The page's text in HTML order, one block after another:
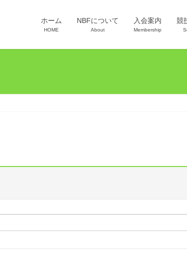
ホーム
HOME
NBFについて
About
入会案内
Membership
競